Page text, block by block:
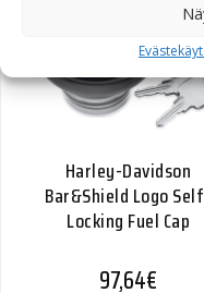
Harley-Davidson
Bar&Shield Logo
Locking Fuel Cap
97,64€